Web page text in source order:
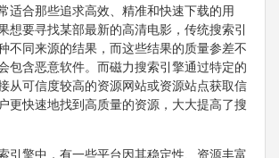
适合那些追求高效、精准和快速下载的用
想要寻找某部最新的高清电影，传统搜索引
不同来源的结果，而这些结果的质量参差不
包含恶意软件。而磁力搜索引擎通过特定的
从可信度较高的资源网站或资源站点获取信
更快速地找到高质量的资源，大大提高了搜
引擎中，有一些平台因其稳定性、资源丰富